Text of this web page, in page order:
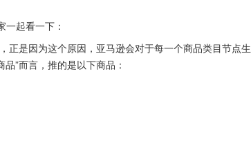
起看一下：
正是因为这个原因，亚马逊会对于每一个商品类目节点生
”而言，推的是以下商品：